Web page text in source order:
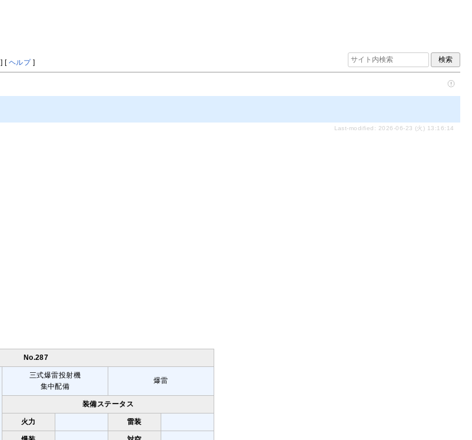
] [ ヘルプ]
Last-modified: 2026-06-23 (火) 13:16:14
No.287
三式爆雷投射機
集中配備
爆雷
装備ステータス
火力 雷装